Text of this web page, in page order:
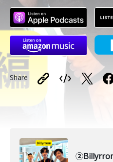
Share